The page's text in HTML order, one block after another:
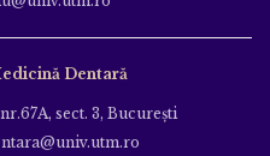
Dentară
sect. 3, Bucureşti